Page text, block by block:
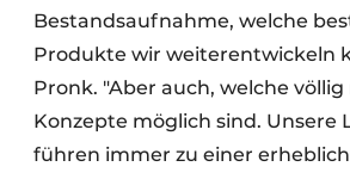
Bestandsaufnahme, welche
Produkte wir weiterentwickeln
Pronk. "Aber auch, welche völlig
Konzepte möglich sind. Unsere
führen immer zu einer